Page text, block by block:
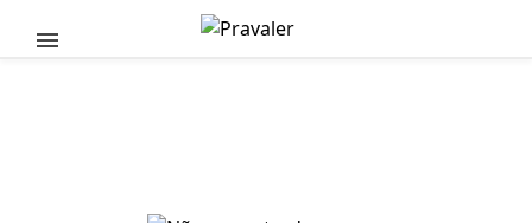
Pular para o conteúdo principal